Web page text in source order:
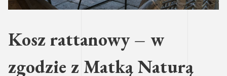
Kosz rattanowy – w
zgodzie z Matką Naturą